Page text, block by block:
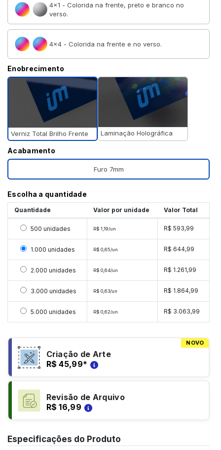
4×1 - Colorida na frente, preto e branco no
verso.
4×4 - Colorida na frente e no verso.
Enobrecimento
Verniz Total Brilho Frente Laminação Holográfica
Acabamento
Furo 7mm
Escolha a quantidade
Quantidade Valor por unidade Valor Total
Selecionar 500 unidades
500 unidades R$ 1,19/un R$ 593,99
Selecionar 1000 unidades
1.000 unidades R$ 0,65/un R$ 644,99
Selecionar 2000 unidades
2.000 unidades R$ 0,64/un R$ 1.261,99
Selecionar 3000 unidades
3.000 unidades R$ 0,63/un R$ 1.864,99
Selecionar 5000 unidades
5.000 unidades R$ 0,62/un R$ 3.063,99
NOVO
Criação de Arte
R$ 45,99*
Revisão de Arquivo
R$ 16,99
Especificações do Produto